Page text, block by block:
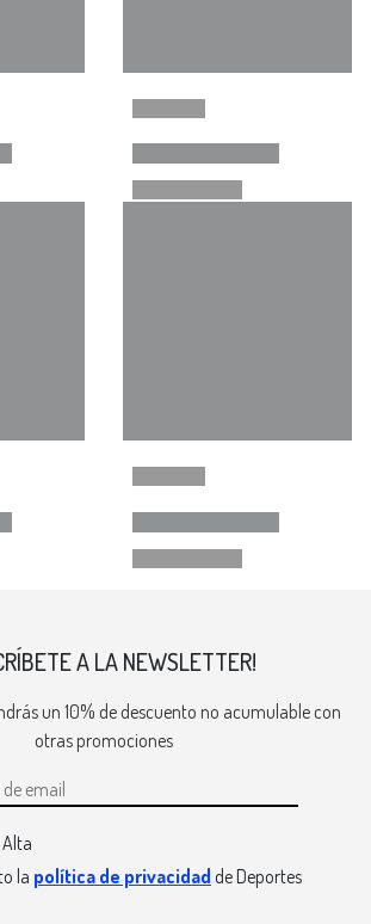
A LA NEWSLETTER!
un 10% de descuento no acumulable con
otras promociones
la política de privacidad de Deportes